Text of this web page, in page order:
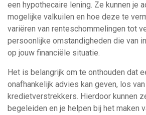
een hypothecaire lening. Ze kunnen je
mogelijke valkuilen en hoe deze te
variëren van renteschommelingen tot
persoonlijke omstandigheden die van
op jouw financiële situatie.
Het is belangrijk om te onthouden dat
onafhankelijk advies kan geven, los
kredietverstrekkers. Hierdoor kunnen
begeleiden en je helpen bij het maken